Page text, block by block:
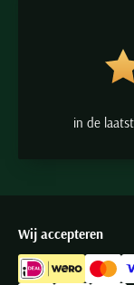
in de
Wij accepteren